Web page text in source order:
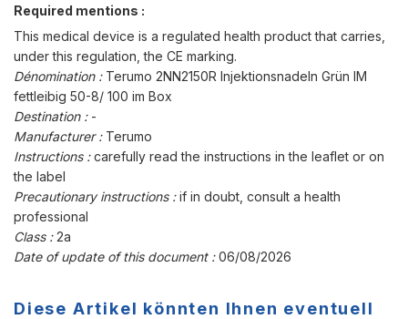
Required mentions :
This medical device is a regulated health product that carries,
under this regulation, the CE marking.
Dénomination : Terumo 2NN2150R Injektionsnadeln Grün IM
fettleibig 50-8/ 100 im Box
Destination : -
Manufacturer : Terumo
Instructions :carefully read the instructions in the leaflet or on
the label
Precautionary instructions :if in doubt, consult a health
professional
Class :2a
Date of update of this document :06/08/2026
Diese Artikel könnten Ihnen eventuell